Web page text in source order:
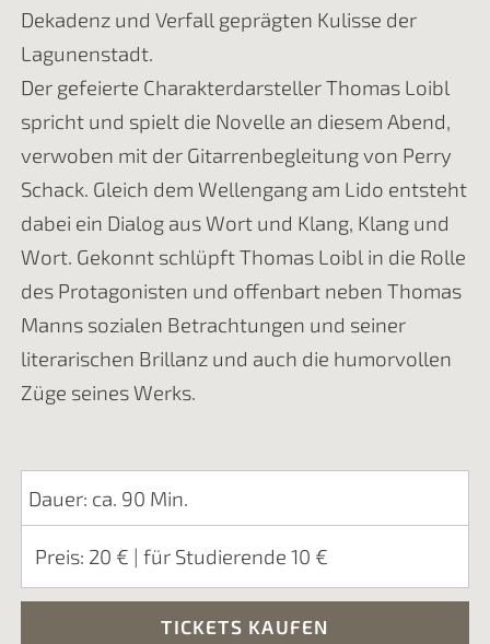
Dekadenz und Verfall geprägten Kulisse der
Lagunenstadt.
Der gefeierte Charakterdarsteller Thomas Loibl
spricht und spielt die Novelle an diesem Abend,
verwoben mit der Gitarrenbegleitung von Perry
Schack. Gleich dem Wellengang am Lido entsteht
dabei ein Dialog aus Wort und Klang, Klang und
Wort. Gekonnt schlüpft Thomas Loibl in die Rolle
des Protagonisten und offenbart neben Thomas
Manns sozialen Betrachtungen und seiner
literarischen Brillanz und auch die humorvollen
Züge seines Werks.
Dauer: ca. 90 Min.
Preis: 20 € | für Studierende 10 €
TICKETS KAUFEN